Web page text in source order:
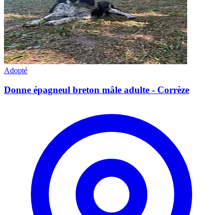
Adopté
Donne épagneul breton mâle adulte - Corrèze